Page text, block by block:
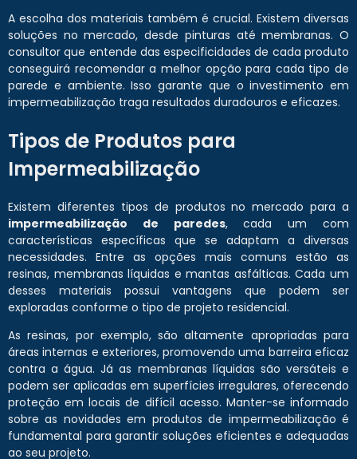
A escolha dos materiais também é crucial. Existem diversas
soluções no mercado, desde pinturas até membranas. O
consultor que entende das especificidades de cada produto
conseguirá recomendar a melhor opção para cada tipo de
parede e ambiente. Isso garante que o investimento em
impermeabilização traga resultados duradouros e eficazes.
Tipos de Produtos para
Impermeabilização
Existem diferentes tipos de produtos no mercado para a
impermeabilização de paredes, cada um com
características específicas que se adaptam a diversas
necessidades. Entre as opções mais comuns estão as
resinas, membranas líquidas e mantas asfálticas. Cada um
desses materiais possui vantagens que podem ser
exploradas conforme o tipo de projeto residencial.
As resinas, por exemplo, são altamente apropriadas para
áreas internas e exteriores, promovendo uma barreira eficaz
contra a água. Já as membranas líquidas são versáteis e
podem ser aplicadas em superfícies irregulares, oferecendo
proteção em locais de difícil acesso. Manter-se informado
sobre as novidades em produtos de impermeabilização é
fundamental para garantir soluções eficientes e adequadas
ao seu projeto.